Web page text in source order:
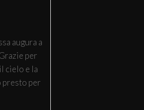
augura a
per
cielo e la
presto per